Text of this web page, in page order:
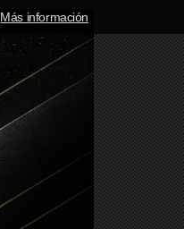
Más información